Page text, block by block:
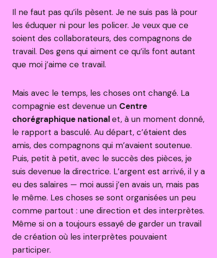
Il ne faut pas qu’ils pèsent. Je ne suis pas là pour
les éduquer ni pour les policer. Je veux que ce
soient des collaborateurs, des compagnons de
travail. Des gens qui aiment ce qu’ils font autant
que moi j’aime ce travail.
Mais avec le temps, les choses ont changé. La
compagnie est devenue un Centre
chorégraphique nationalet, à un moment donné,
le rapport a basculé. Au départ, c’étaient des
amis, des compagnons qui m’avaient soutenue.
Puis, petit à petit, avec le succès des pièces, je
suis devenue la directrice. L’argent est arrivé, il y a
eu des salaires — moi aussi j’en avais un, mais pas
le même. Les choses se sont organisées un peu
comme partout : une direction et des interprètes.
Même si on a toujours essayé de garder un travail
de création où les interprètes pouvaient
participer.